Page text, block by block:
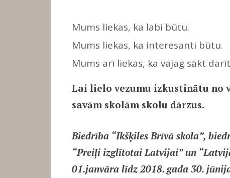
Mums liekas, ka labi būtu.
Mums liekas, ka interesanti būtu.
Mums arī liekas, ka vajag sākt
Lai lielo vezumu izkustinātu no
savām skolām skolu dārzus.
Biedrība “Ikšķiles Brīvā skola”,
“Preiļi izglītotai Latvijai” un
01.janvāra līdz 2018. gada 30.